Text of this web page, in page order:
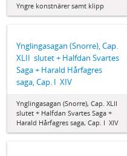
Yngre konstnärer samt klipp
Ynglingasagan (Snorre), Cap.
XLII  slutet + Halfdan Svartes
Saga + Harald Hårfagres
saga, Cap. I  XIV
Ynglingasagan (Snorre), Cap. XLII 
slutet + Halfdan Svartes Saga +
Harald Hårfagres saga, Cap. I  XIV